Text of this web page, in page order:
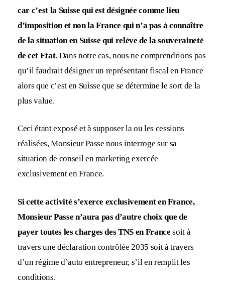
car c’est la Suisse qui est désignée comme lieu
d’imposition et non la France qui n’a pas à connaître
de la situation en Suisse qui relève de la souveraineté
de cet Etat. Dans notre cas, nous ne comprendrions pas
qu’il faudrait désigner un représentant fiscal en France
alors que c’est en Suisse que se détermine le sort de la
plus value.
Ceci étant exposé et à supposer la ou les cessions
réalisées, Monsieur Passe nous interroge sur sa
situation de conseil en marketing exercée
exclusivement en France.
Si cette activité s’exerce exclusivement en France,
Monsieur Passe n’aura pas d’autre choix que de
payer toutes les charges des TNS en France soit à
travers une déclaration contrôlée 2035 soit à travers
d’un régime d’auto entrepreneur, s’il en remplit les
conditions.